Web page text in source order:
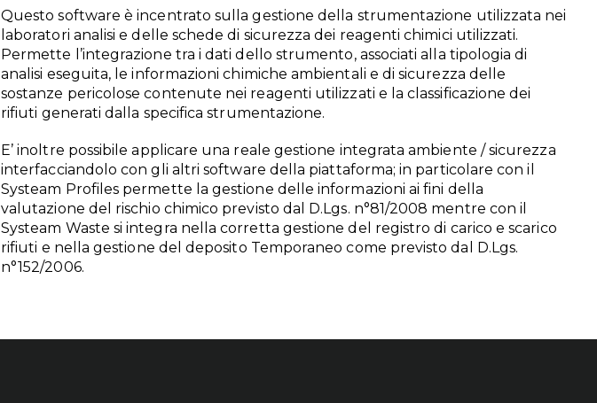
Questo software è incentrato sulla gestione della strumentazione utilizzata nei
laboratori analisi e delle schede di sicurezza dei reagenti chimici utilizzati.
Permette l’integrazione tra i dati dello strumento, associati alla tipologia di
analisi eseguita, le informazioni chimiche ambientali e di sicurezza delle
sostanze pericolose contenute nei reagenti utilizzati e la classificazione dei
rifiuti generati dalla specifica strumentazione.
E’ inoltre possibile applicare una reale gestione integrata ambiente / sicurezza
interfacciandolo con gli altri software della piattaforma; in particolare con il
Systeam Profiles permette la gestione delle informazioni ai fini della
valutazione del rischio chimico previsto dal D.Lgs. n°81/2008 mentre con il
Systeam Waste si integra nella corretta gestione del registro di carico e scarico
rifiuti e nella gestione del deposito Temporaneo come previsto dal D.Lgs.
n°152/2006.